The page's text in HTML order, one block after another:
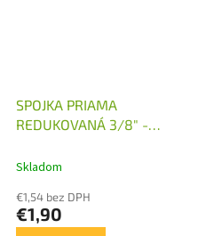
SPOJKA PRIAMA
REDUKOVANÁ 3/8" -
Skladom
€1,54 bez DPH
€1,90